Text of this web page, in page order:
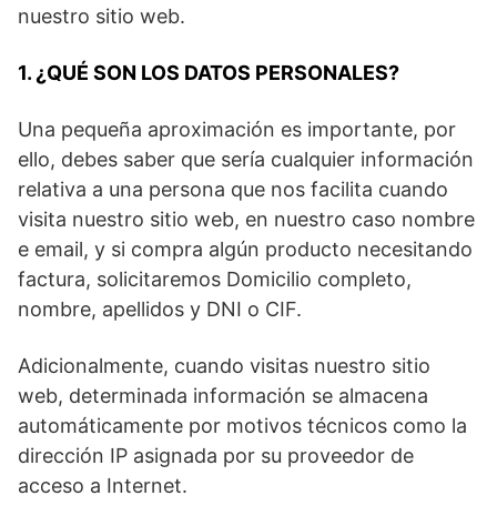
nuestro sitio web.
1. ¿QUÉ SON LOS DATOS PERSONALES?
Una pequeña aproximación es importante, por
ello, debes saber que sería cualquier información
relativa a una persona que nos facilita cuando
visita nuestro sitio web, en nuestro caso nombre
e email, y si compra algún producto necesitando
factura, solicitaremos Domicilio completo,
nombre, apellidos y DNI o CIF.
Adicionalmente, cuando visitas nuestro sitio
web, determinada información se almacena
automáticamente por motivos técnicos como la
dirección IP asignada por su proveedor de
acceso a Internet.